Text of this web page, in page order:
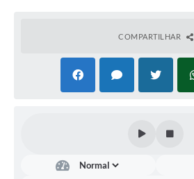
COMPARTILHAR